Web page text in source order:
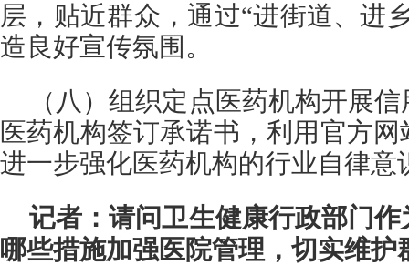
层，贴近群众，通过“进街道、进
造良好宣传氛围。
（八）组织定点医药机构开展
医药机构签订承诺书，利用官方
进一步强化医药机构的行业自律意
记者：请问卫生健康行政部门
哪些措施加强医院管理，切实维护